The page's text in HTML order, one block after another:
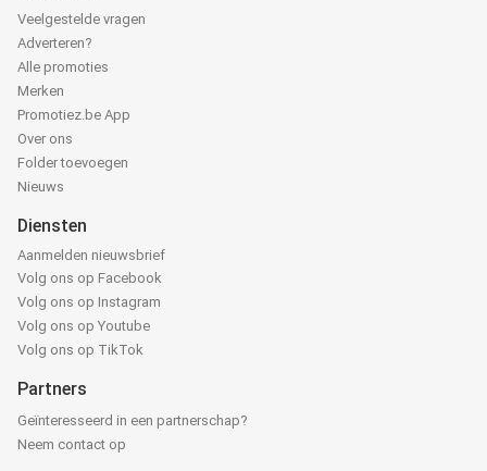
Veelgestelde vragen
Adverteren?
Alle promoties
Merken
Promotiez.be App
Over ons
Folder toevoegen
Nieuws
Diensten
Aanmelden nieuwsbrief
Volg ons op Facebook
Volg ons op Instagram
Volg ons op Youtube
Volg ons op TikTok
Partners
Geïnteresseerd in een partnerschap?
Neem contact op